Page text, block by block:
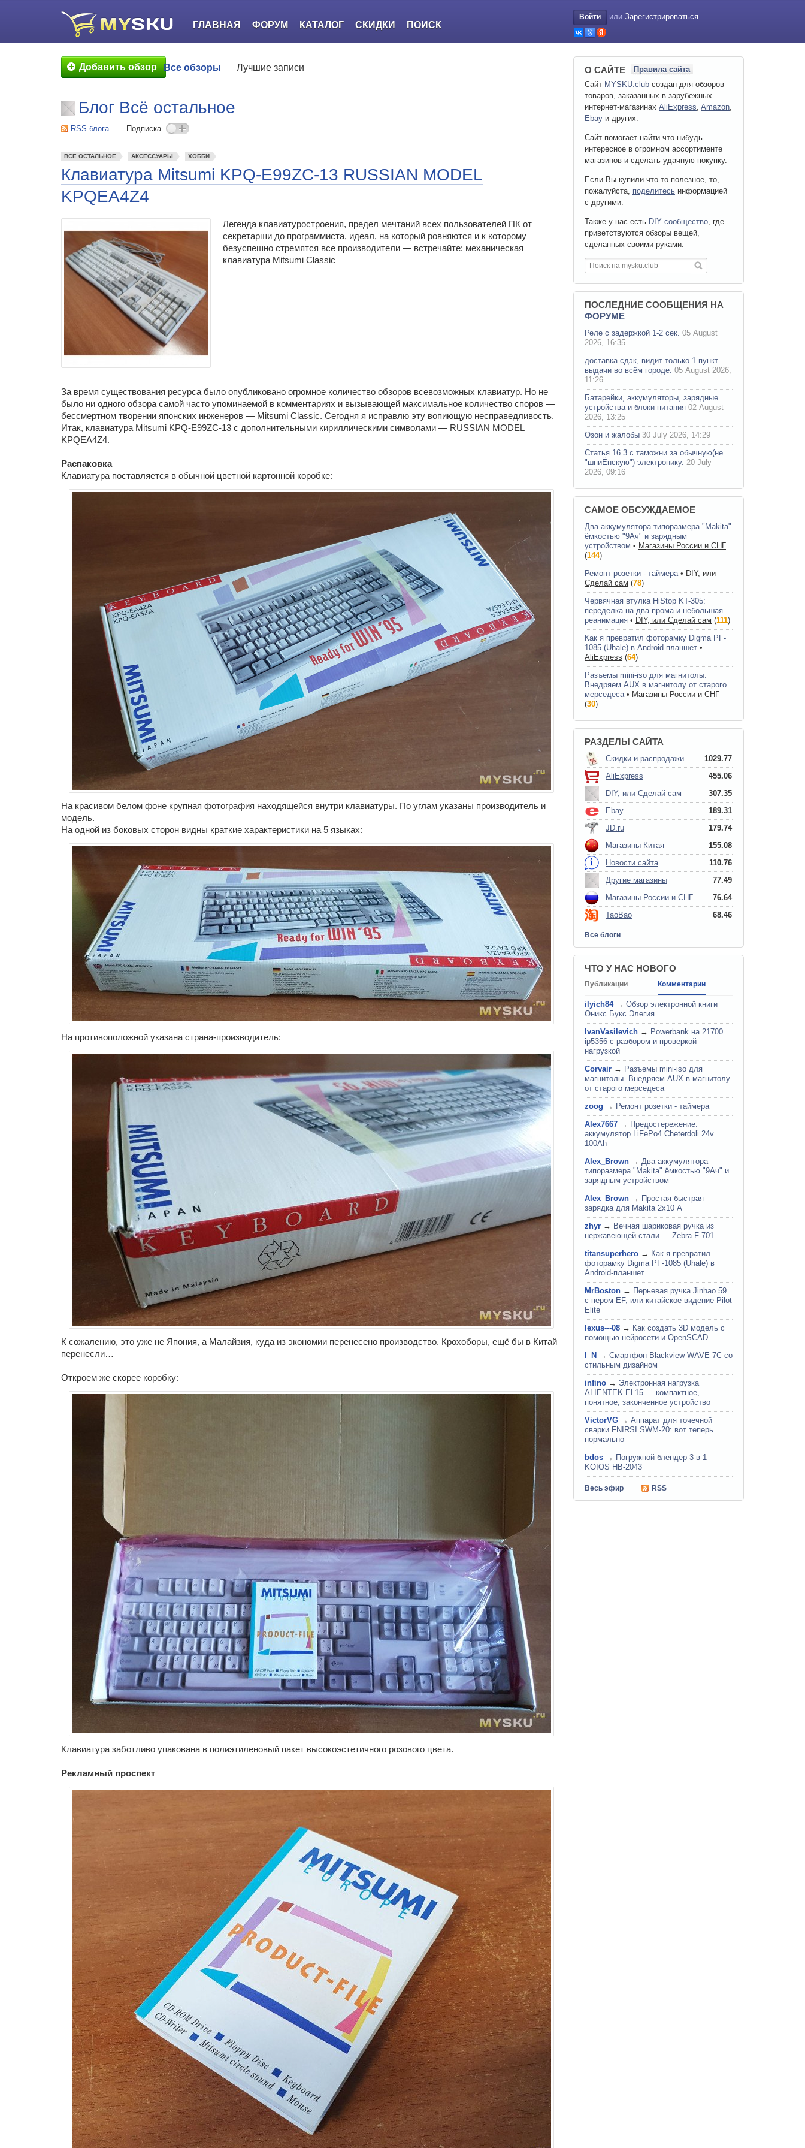
ГЛАВНАЯ ФОРУМ КАТАЛОГ СКИДКИ ПОИСК
Войти или Зарегистрироваться
Добавить обзор Все обзоры Лучшие записи
Блог Всё остальное
RSS блога Подписка
ВСЁ ОСТАЛЬНОЕ АКСЕССУАРЫ ХОББИ
Клавиатура Mitsumi KPQ-E99ZC-13 RUSSIAN MODEL
KPQEA4Z4
Легенда клавиатуростроения, предел мечтаний всех пользователей ПК от
секретарши до программиста, идеал, на который ровняются и к которому
безуспешно стремятся все производители — встречайте: механическая
клавиатура Mitsumi Classic
За время существования ресурса было опубликовано огромное количество обзоров всевозможных клавиатур. Но не
было ни одного обзора самой часто упоминаемой в комментариях и вызывающей максимальное количество споров —
бессмертном творении японских инженеров — Mitsumi Classic. Сегодня я исправлю эту вопиющую несправедливость.
Итак, клавиатура Mitsumi KPQ-E99ZC-13 с дополнительными кириллическими символами — RUSSIAN MODEL
KPQEA4Z4.
Распаковка
Клавиатура поставляется в обычной цветной картонной коробке:
На красивом белом фоне крупная фотография находящейся внутри клавиатуры. По углам указаны производитель и
модель.
На одной из боковых сторон видны краткие характеристики на 5 языках:
На противоположной указана страна-производитель:
К сожалению, это уже не Япония, а Малайзия, куда из экономии перенесено производство. Крохоборы, ещё бы в Китай
перенесли…
Откроем же скорее коробку:
Клавиатура заботливо упакована в полиэтиленовый пакет высокоэстетичного розового цвета.
Рекламный проспект
О САЙТЕ
Правила сайта
Сайт MYSKU.club cоздан для обзоров
товаров, заказанных в зарубежных
интернет-магазинах AliExpress, Amazon,
Ebay и других.
Сайт помогает найти что-нибудь
интересное в огромном ассортименте
магазинов и сделать удачную покупку.
Если Вы купили что-то полезное, то,
пожалуйста, поделитесь информацией
с другими.
Также у нас есть DIY сообщество, где
приветствуются обзоры вещей,
сделанных своими руками.
ПОСЛЕДНИЕ СООБЩЕНИЯ НА
ФОРУМЕ
Реле с задержкой 1-2 сек. 05 August
2026, 16:35
доставка сдэк, видит только 1 пункт
выдачи во всём городе. 05 August 2026,
11:26
Батарейки, аккумуляторы, зарядные
устройства и блоки питания 02 August
2026, 13:25
Озон и жалобы 30 July 2026, 14:29
Статья 16.3 с таможни за обычную(не
"шпиЁнскую") электронику. 20 July
2026, 09:16
САМОЕ ОБСУЖДАЕМОЕ
Два аккумулятора типоразмера "Makita"
ёмкостью "9Ач" и зарядным
устройством • Магазины России и СНГ
(144)
Ремонт розетки - таймера • DIY, или
Сделай сам (78)
Червячная втулка HiStop KT-305:
переделка на два прома и небольшая
реанимация • DIY, или Сделай сам (111)
Как я превратил фоторамку Digma PF-
1085 (Uhale) в Android-планшет •
AliExpress (64)
Разъемы mini-iso для магнитолы.
Внедряем AUX в магнитолу от старого
мерседеса • Магазины России и СНГ
(30)
РАЗДЕЛЫ САЙТА
Скидки и распродажи
1029.77
AliExpress
455.06
DIY, или Сделай сам
307.35
Ebay
189.31
JD.ru
179.74
Магазины Китая
155.08
Новости сайта
110.76
Другие магазины
77.49
Магазины России и СНГ
76.64
TaoBao
68.46
Все блоги
ЧТО У НАС НОВОГО
Публикации Комментарии
ilyich84 → Обзор электронной книги
Оникс Букс Элегия
IvanVasilevich → Powerbank на 21700
ip5356 c разбором и проверкой
нагрузкой
Corvair → Разъемы mini-iso для
магнитолы. Внедряем AUX в магнитолу
от старого мерседеса
zoog → Ремонт розетки - таймера
Alex7667 → Предостережение:
аккумулятор LiFePo4 Cheterdoli 24v
100Ah
Alex_Brown → Два аккумулятора
типоразмера "Makita" ёмкостью "9Ач" и
зарядным устройством
Alex_Brown → Простая быстрая
зарядка для Makita 2х10 А
zhyr → Вечная шариковая ручка из
нержавеющей стали — Zebra F-701
titansuperhero → Как я превратил
фоторамку Digma PF-1085 (Uhale) в
Android-планшет
MrBoston → Перьевая ручка Jinhao 59
с пером EF, или китайское видение Pilot
Elite
lexus---08 → Как создать 3D модель с
помощью нейросети и OpenSCAD
I_N → Смартфон Blackview WAVE 7C со
стильным дизайном
infino → Электронная нагрузка
ALIENTEK EL15 — компактное,
понятное, законченное устройство
VictorVG → Аппарат для точечной
сварки FNIRSI SWM-20: вот теперь
нормально
bdos → Погружной блендер 3-в-1
KOIOS HB-2043
Весь эфир RSS